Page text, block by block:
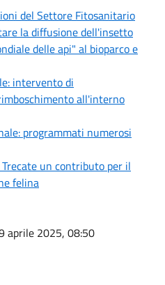
del Settore Fitosanitario
la diffusione dell'insetto
delle api" al bioparco e
intervento di
all'interno
programmati numerosi
un contributo per il
felina
aprile 2025, 08:50